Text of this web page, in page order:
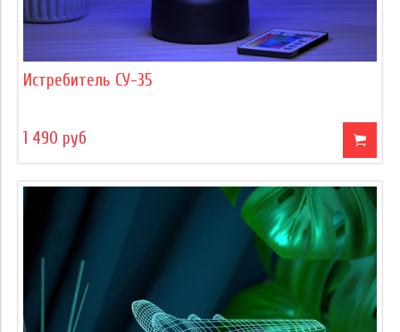
Истребитель СУ-35
1 490 руб